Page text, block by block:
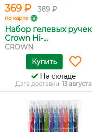
369 ₽ 389 ₽
по карте
Набор гелевых ручек
Crown Hi-...
CROWN
Купить
На складе
Дата доставки: 13 августа